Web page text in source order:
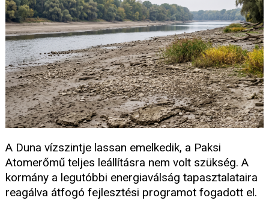
A Duna vízszintje lassan emelkedik, a Paksi
Atomerőmű teljes leállításra nem volt szükség. A
kormány a legutóbbi energiaválság tapasztalataira
reagálva átfogó fejlesztési programot fogadott el.